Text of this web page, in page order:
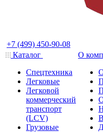
+7 (499) 450-90-08
Каталог
Спецтехника
Легковые
Легковой
коммерческий
транспорт
(LCV)
Грузовые
О